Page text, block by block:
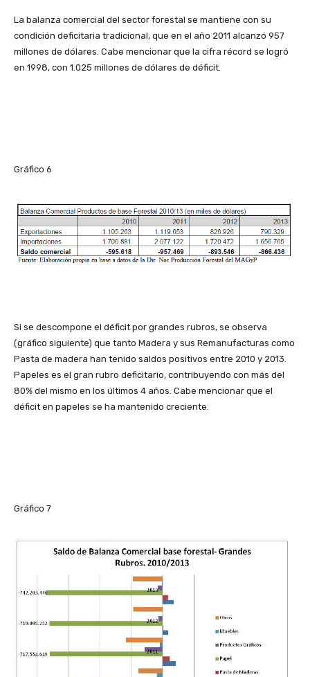
La balanza comercial del sector forestal se mantiene con su
condición deficitaria tradicional, que en el año 2011 alcanzó 957
millones de dólares. Cabe mencionar que la cifra récord se logró
en 1998, con 1.025 millones de dólares de déficit.
Gráfico 6
Si se descompone el déficit por grandes rubros, se observa
(gráfico siguiente) que tanto Madera y sus Remanufacturas como
Pasta de madera han tenido saldos positivos entre 2010 y 2013.
Papeles es el gran rubro deficitario, contribuyendo con más del
80% del mismo en los últimos 4 años. Cabe mencionar que el
déficit en papeles se ha mantenido creciente.
Gráfico 7